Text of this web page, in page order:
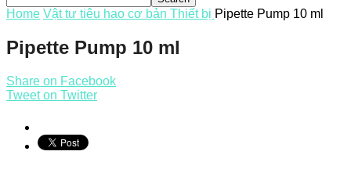
Home Vật tư tiêu hao cơ bản Thiết bị Pipette Pump 10 ml
Pipette Pump 10 ml
Share on Facebook
Tweet on Twitter